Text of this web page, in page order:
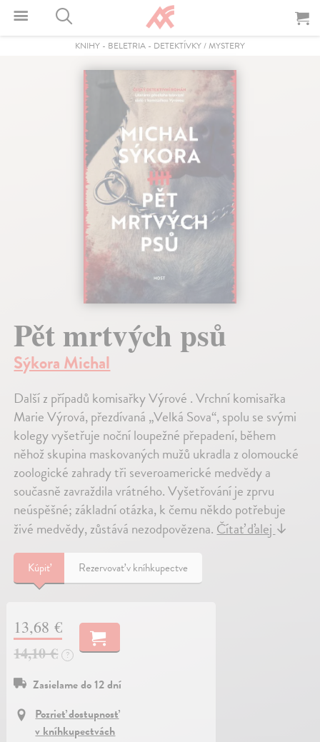
KNIHY - BELETRIA - DETEKTÍVKY / MYSTERY
Pět mrtvých psů
Sýkora Michal
Další z případů komisařky Výrové . Vrchní komisařka
Marie Výrová, přezdívaná „Velká Sova“, spolu se svými
kolegy vyšetřuje noční loupežné přepadení, během
něhož skupina maskovaných mužů ukradla z olomoucké
zoologické zahrady tři severoamerické medvědy a
současně zavraždila vrátného. Vyšetřování je zprvu
neúspěšné; základní otázka, k čemu někdo potřebuje
živé medvědy, zůstává nezodpovězena.Čítať ďalej↓
Kúpiť Rezervovať v kníhkupectve
13,68 €
14,10 €
?
Zasielame do 12 dní
Pozrieť dostupnosť
v kníhkupectvách